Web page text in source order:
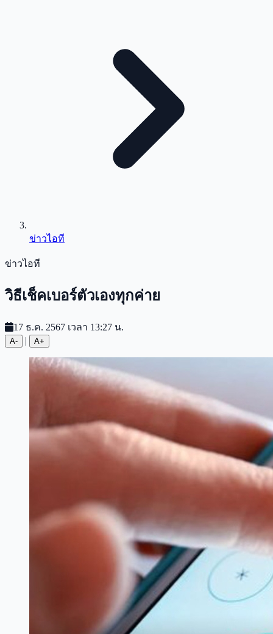
ข่าวไอที
ข่าวไอที
วิธีเช็คเบอร์ตัวเองทุกค่าย
17 ธ.ค. 2567 เวลา 13:27 น.
A- | A+